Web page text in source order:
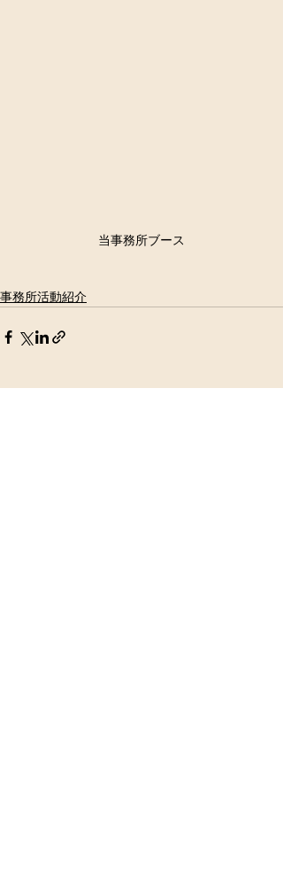
当事務所ブース
事務所活動紹介